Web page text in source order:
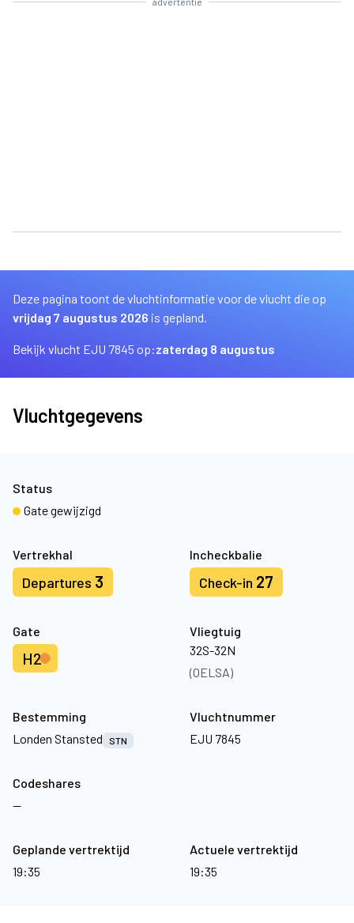
Deze pagina toont de vluchtinformatie voor de vlucht die op
vrijdag 7 augustus 2026 is gepland.
Bekijk vlucht EJU 7845 op:zaterdag 8 augustus
Vluchtgegevens
Vertrekhal
Departures 3
Incheckbalie
Check-in 27
Gate
H2
Vliegtuig
32S-32N
(OELSA)
Status
Gate gewijzigd
Bestemming
Londen Stansted
STN
Vluchtnummer
EJU 7845
Codeshares
—
Geplande vertrektijd
19:35
Actuele vertrektijd
19:35